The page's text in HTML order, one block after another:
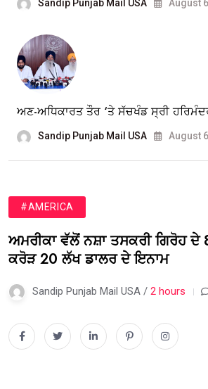
Sandip Punjab Mail USA August
ਅਣ-ਅਧਿਕਾਰਤ ਤੌਰ ‘ਤੇ ਸੱਚਖੰਡ ਸ੍ਰੀ
Sandip Punjab Mail USA August
#AMERICA
ਅਮਰੀਕਾ ਵੱਲੋਂ ਨਸ਼ਾ ਤਸਕਰੀ ਗਿਰੋਹ
ਕਰੋੜ 20 ਲੱਖ ਡਾਲਰ ਦੇ ਇਨਾਮ
Sandip Punjab Mail USA / 2 hours